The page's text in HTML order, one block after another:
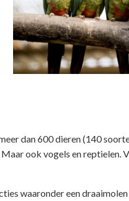
dan 600 dieren (140
ook vogels en reptielen.
waaronder een